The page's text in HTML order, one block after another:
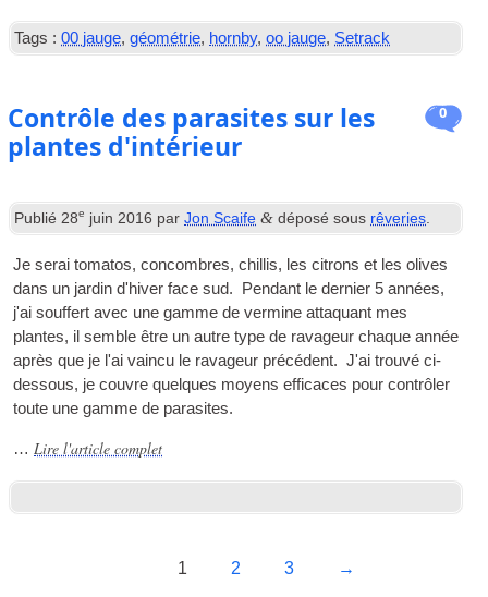
Tags : 00 jauge,géométrie, hornby,oo jauge, Setrack
0
Contrôle des parasites sur les
plantes d'intérieur
Publié 28e juin 2016 parJon Scaife & déposé sous rêveries
Je serai tomatos, concombres, chillis, les citrons et les olives
dans un jardin d'hiver face sud. Pendant le dernier 5 années,
j'ai souffert avec une gamme de vermine attaquant mes
plantes, il semble être un autre type de ravageur chaque année
après que je l'ai vaincu le ravageur précédent. J'ai trouvé ci-
dessous, je couvre quelques moyens efficaces pour contrôler
toute une gamme de parasites.
… Lire l'article complet
1 2 3 →